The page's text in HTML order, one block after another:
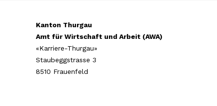
Kanton Thurgau
Amt für Wirtschaft und Arbeit (AWA)
«Karriere-Thurgau»
Staubeggstrasse 3
8510 Frauenfeld